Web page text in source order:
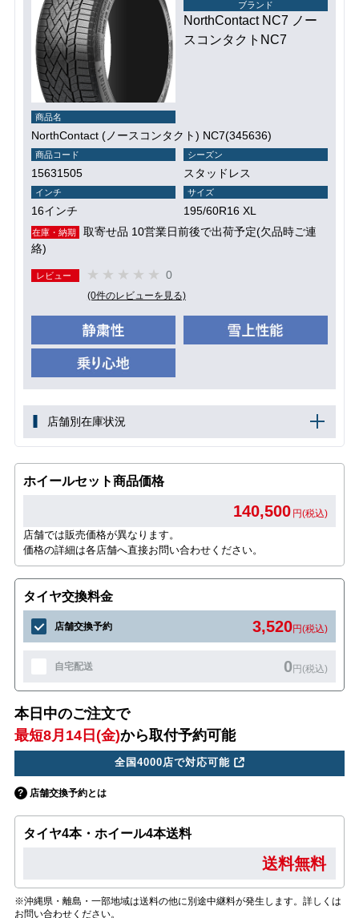
ブランド
NorthContact NC7 ノー
スコンタクトNC7
商品名
NorthContact (ノースコンタクト) NC7(345636)
商品コード
15631505
シーズン
スタッドレス
インチ
16インチ
サイズ
195/60R16 XL
在庫・納期
取寄せ品 10営業日前後で出荷予定(欠品時ご連
絡)
レビュー 0
(0件のレビューを見る)
店舗別在庫状況
ホイールセット商品価格
140,500 円(税込)
店舗では販売価格が異なります。
価格の詳細は各店舗へ直接お問い合わせください。
タイヤ交換料金
店舗交換予約 3,520円(税込)
自宅配送 0円(税込)
本日中のご注文で
最短8月14日(金)から取付予約可能
全国4000店で対応可能
店舗交換予約とは
タイヤ4本・ホイール4本送料
送料無料
※沖縄県・離島・一部地域は送料の他に別途中継料が発生します。詳しくは
お問い合わせください。